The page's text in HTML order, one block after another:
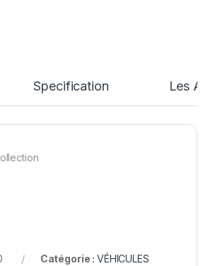
Specification Les
Catégorie : VÉHICULES